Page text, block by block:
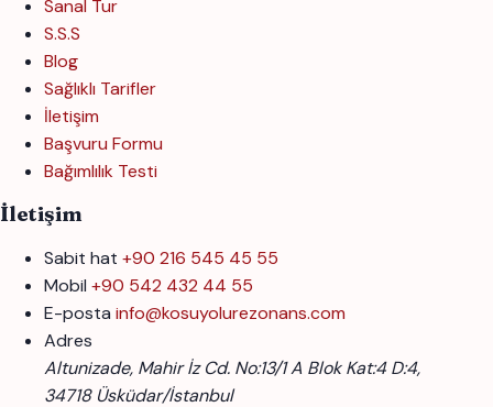
Sanal Tur
S.S.S
Blog
Sağlıklı Tarifler
İletişim
Başvuru Formu
Bağımlılık Testi
İletişim
Sabit hat +90 216 545 45 55
Mobil +90 542 432 44 55
E-posta info@kosuyolurezonans.com
Adres
Altunizade, Mahir İz Cd. No:13/1 A Blok Kat:4 D:4,
34718 Üsküdar/İstanbul